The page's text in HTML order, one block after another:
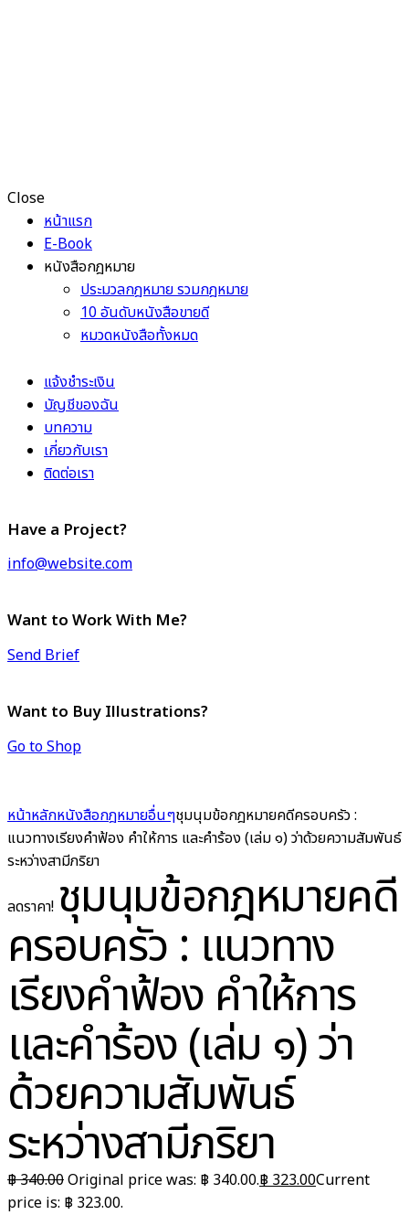
Close
หน้าแรก
E-Book
หนังสือกฎหมาย
ประมวลกฎหมาย รวมกฎหมาย
10 อันดับหนังสือขายดี
หมวดหนังสือทั้งหมด
แจ้งชำระเงิน
บัญชีของฉัน
บทความ
เกี่ยวกับเรา
ติดต่อเรา
Have a Project?
info@website.com
Want to Work With Me?
Send Brief
Want to Buy Illustrations?
Go to Shop
หน้าหลักหนังสือกฎหมายอื่นๆชุมนุมข้อกฎหมายคดีครอบครัว :
แนวทางเรียงคำฟ้อง คำให้การ และคำร้อง (เล่ม ๑) ว่าด้วยความสัมพันธ์
ระหว่างสามีภริยา
ลดราคา! ชุมนุมข้อกฎหมายคดี
ครอบครัว : แนวทาง
เรียงคำฟ้อง คำให้การ
และคำร้อง (เล่ม ๑) ว่า
ด้วยความสัมพันธ์
ระหว่างสามีภริยา
฿340.00Original price was: ฿ 340.00.฿ 323.00Current
price is: ฿ 323.00.